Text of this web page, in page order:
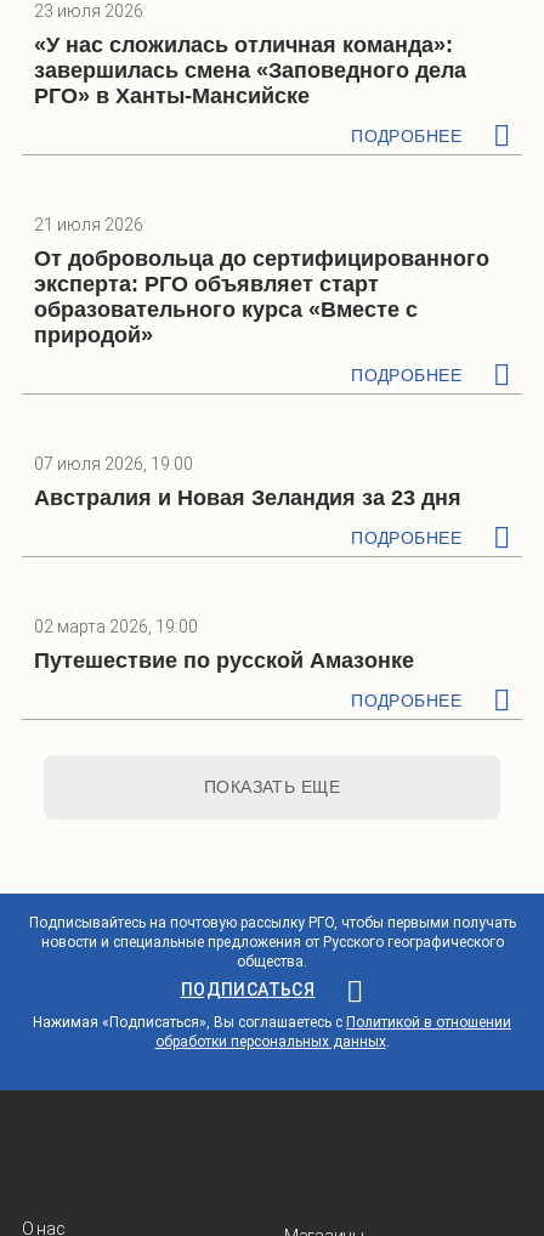
23 июля 2026
«У нас сложилась отличная команда»:
завершилась смена «Заповедного дела
РГО» в Ханты-Мансийске
ПОДРОБНЕЕ
21 июля 2026
От добровольца до сертифицированного
эксперта: РГО объявляет старт
образовательного курса «Вместе с
природой»
ПОДРОБНЕЕ
07 июля 2026, 19:00
Австралия и Новая Зеландия за 23 дня
ПОДРОБНЕЕ
02 марта 2026, 19:00
Путешествие по русской Амазонке
ПОДРОБНЕЕ
ПОКАЗАТЬ ЕЩЕ
Подписывайтесь на почтовую рассылку РГО, чтобы первыми получать
новости и специальные предложения от Русского географического
общества.
ПОДПИСАТЬСЯ
Нажимая «Подписаться», Вы соглашаетесь с Политикой в отношении
обработки персональных данных.
О нас